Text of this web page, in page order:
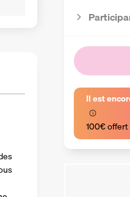
Il est
100€